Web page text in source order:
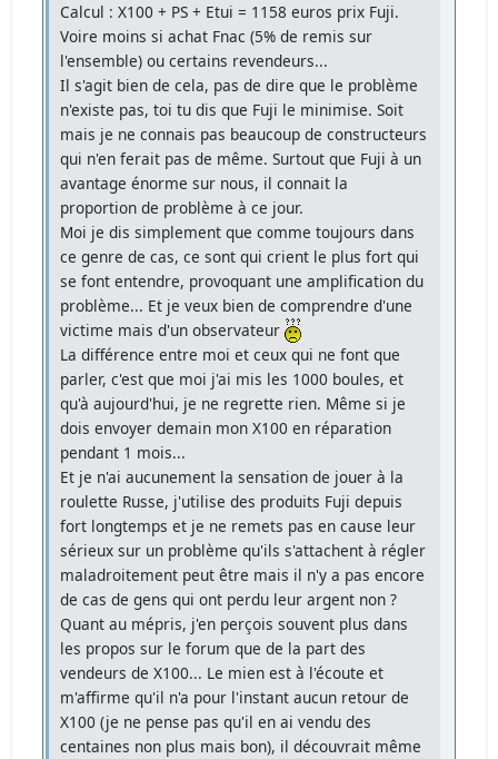
Calcul : X100 + PS + Etui = 1158 euros prix Fuji.
Voire moins si achat Fnac (5% de remis sur
l'ensemble) ou certains revendeurs...
Il s'agit bien de cela, pas de dire que le problème
n'existe pas, toi tu dis que Fuji le minimise. Soit
mais je ne connais pas beaucoup de constructeurs
qui n'en ferait pas de même. Surtout que Fuji à un
avantage énorme sur nous, il connait la
proportion de problème à ce jour.
Moi je dis simplement que comme toujours dans
ce genre de cas, ce sont qui crient le plus fort qui
se font entendre, provoquant une amplification du
problème... Et je veux bien de comprendre d'une
victime mais d'un observateur
La différence entre moi et ceux qui ne font que
parler, c'est que moi j'ai mis les 1000 boules, et
qu'à aujourd'hui, je ne regrette rien. Même si je
dois envoyer demain mon X100 en réparation
pendant 1 mois...
Et je n'ai aucunement la sensation de jouer à la
roulette Russe, j'utilise des produits Fuji depuis
fort longtemps et je ne remets pas en cause leur
sérieux sur un problème qu'ils s'attachent à régler
maladroitement peut être mais il n'y a pas encore
de cas de gens qui ont perdu leur argent non ?
Quant au mépris, j'en perçois souvent plus dans
les propos sur le forum que de la part des
vendeurs de X100... Le mien est à l'écoute et
m'affirme qu'il n'a pour l'instant aucun retour de
X100 (je ne pense pas qu'il en ai vendu des
centaines non plus mais bon), il découvrait même